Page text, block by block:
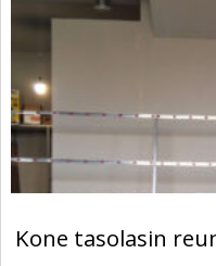
Kone tasolasin